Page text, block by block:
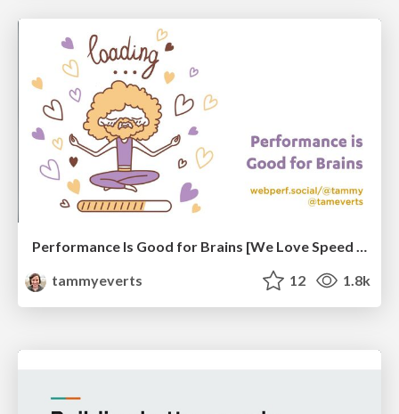
Performance Is Good for Brains [We Love Speed 2024]
tammyeverts
12 1.8k